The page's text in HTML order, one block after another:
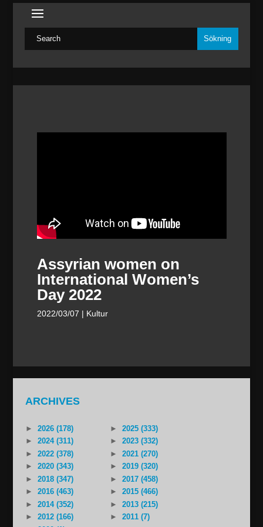
Assyrian women on
International Women’s
Day 2022
2022/03/07 | Kultur
ARCHIVES
► 2026 (178) ►
2025 (333)
►
2024 (311) ►
2023 (332)
►
2022 (378) ►
2021 (270)
►
2020 (343) ►
2019 (320)
►
2018 (347) ►
2017 (458)
►
2016 (463) ►
2015 (466)
►
2014 (352) ►
2013 (215)
►
2012 (166) ►
2011 (7)